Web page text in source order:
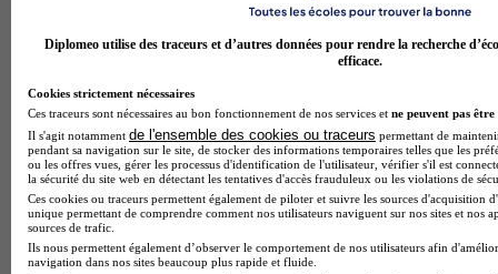
Lycée Florian
Aucun avis
Diplomeo utilise des traceurs et d’autres données pour rendre la recherche
efficace.
Cookies strictement nécessaires
Ces traceurs sont nécessaires au bon fonctionnement de nos services et ne peuvent pas être
Il s'agit notamment de l'ensemble des cookies ou traceurs permettant de
pendant sa navigation sur le site, de stocker des informations temporaires telles que les
ou les offres vues, gérer les processus d'identification de l'utilisateur, vérifier s'il est
la sécurité du site web en détectant les tentatives d'accès frauduleux ou les violations de
Ces cookies ou traceurs permettent également de piloter et suivre les sources d'acquisition
unique permettant de comprendre comment nos utilisateurs naviguent sur nos sites et nos
sources de trafic.
Ils nous permettent également d’observer le comportement de nos utilisateurs afin
navigation dans nos sites beaucoup plus rapide et fluide.